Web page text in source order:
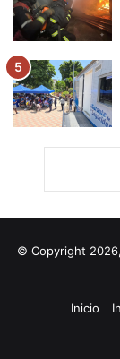
© Copyright
Inicio